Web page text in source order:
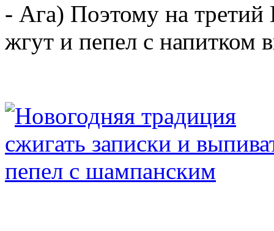
- Ага) Поэтому на
жгут и пепел с напитком